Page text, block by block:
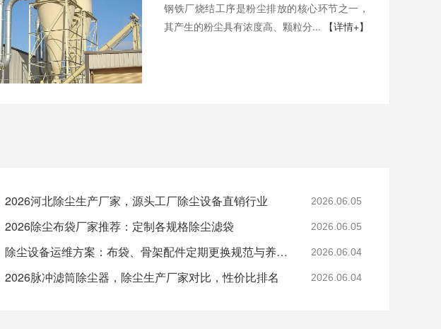
钢铁厂烧结工序是粉尘排放的核心环节之一，
其产生的粉尘具有浓度高、颗粒分...
【详情+】
2026河北除尘生产厂家，源头工厂除尘设备直销行业 2026.06.05
2026除尘布袋厂家推荐：定制各规格除尘滤袋 2026.06.05
除尘设备运维方案：布袋、骨架配件定期更换规范与养护标准 2026.06.04
2026脉冲滤筒除尘器，除尘生产厂家对比，性价比排名 2026.06.04